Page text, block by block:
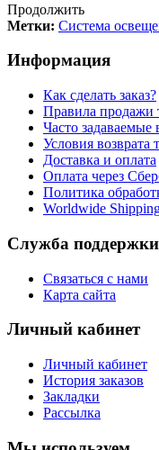
Продолжить
Метки: Система
Информация
Как сделать заказ?
Правила продажи
Часто задаваемые
Условия возврата
Доставка и оплата
Оплата через
Политика
Worldwide
Служба поддержки
Связаться с нами
Карта сайта
Личный кабинет
Личный кабинет
История заказов
Закладки
Рассылка